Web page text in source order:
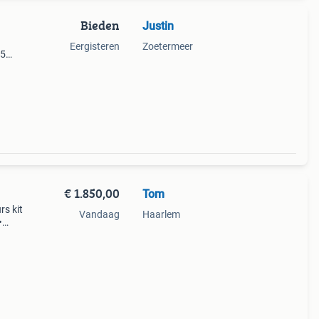
Bieden
Eergisteren
Justin
Zoetermeer
kit
€ 1.850,00
Vandaag
Tom
Haarlem